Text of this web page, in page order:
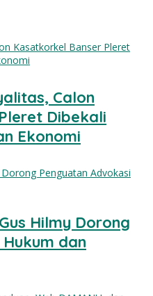
Calon
Dibekali
Ekonomi
Hilmy Dorong
dan